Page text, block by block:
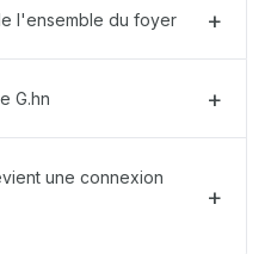
l'ensemble du foyer
G.hn
une connexion